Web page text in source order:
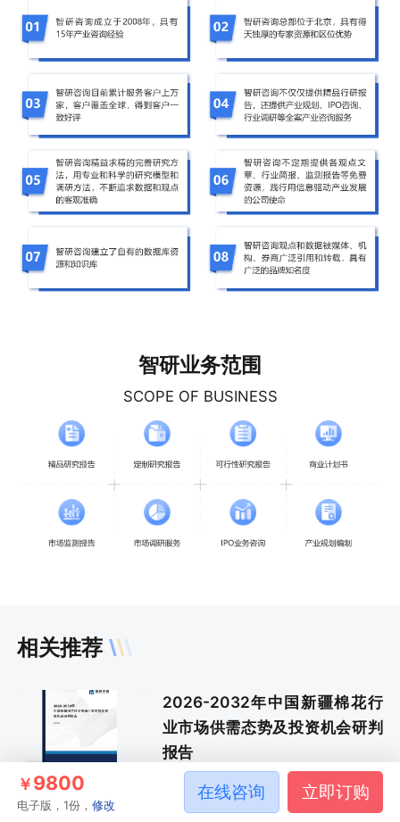
智研业务范围
SCOPE OF BUSINESS
相关推荐
2026-2032年中国新疆棉花行
业市场供需态势及投资机会研判
报告
新疆棉花
￥9800
电子版，1份，修改
在线咨询 立即订购